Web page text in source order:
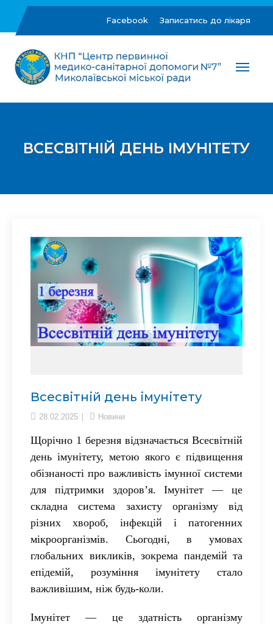
content
Facebook Записатись до лікаря
ЦПМСД №7 м.Миколаїв
первинної медико-санітарної допомоги №7"
ВСЕСВІТНІЙ ДЕНЬ ІМУНІТЕТУ
Всесвітній день імунітету
28.02.2025 Новини
Щорічно 1 березня відзначається Всесвітній
день імунітету, метою якого є підвищення
обізнаності про важливість імунної системи
для підтримки здоров’я. Імунітет — це
складна система захисту організму від
різних хвороб, інфекцій і патогенних
мікроорганізмів. Сьогодні, в умовах
глобальних викликів, зокрема пандемій та
епідемій, розуміння імунітету стало
важливішим, ніж будь-коли.
Імунітет — це здатність організму